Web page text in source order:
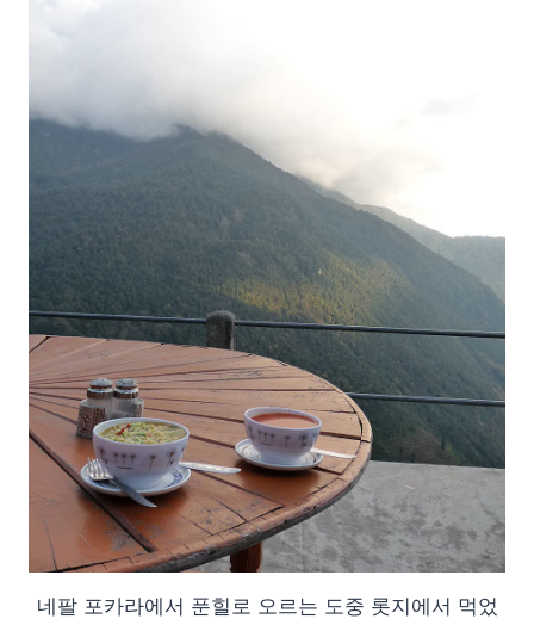
네팔 포카라에서 푼힐로 오르는 도중 롯지에서 먹었